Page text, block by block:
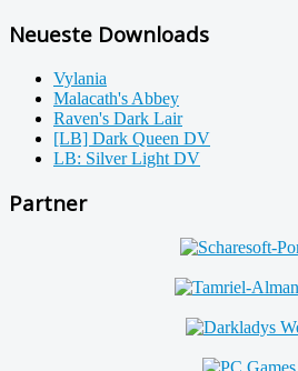
Neueste Downloads
Vylania
Malacath's Abbey
Raven's Dark Lair
[LB] Dark Queen DV
LB: Silver Light DV
Partner